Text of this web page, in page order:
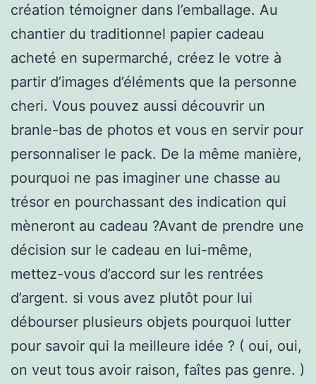
création témoigner dans l’emballage. Au
chantier du traditionnel papier cadeau
acheté en supermarché, créez le votre à
partir d’images d’éléments que la personne
cheri. Vous pouvez aussi découvrir un
branle-bas de photos et vous en servir pour
personnaliser le pack. De la même manière,
pourquoi ne pas imaginer une chasse au
trésor en pourchassant des indication qui
mèneront au cadeau ?Avant de prendre une
décision sur le cadeau en lui-même,
mettez-vous d’accord sur les rentrées
d’argent. si vous avez plutôt pour lui
débourser plusieurs objets pourquoi lutter
pour savoir qui la meilleure idée ? ( oui, oui,
on veut tous avoir raison, faîtes pas genre. )